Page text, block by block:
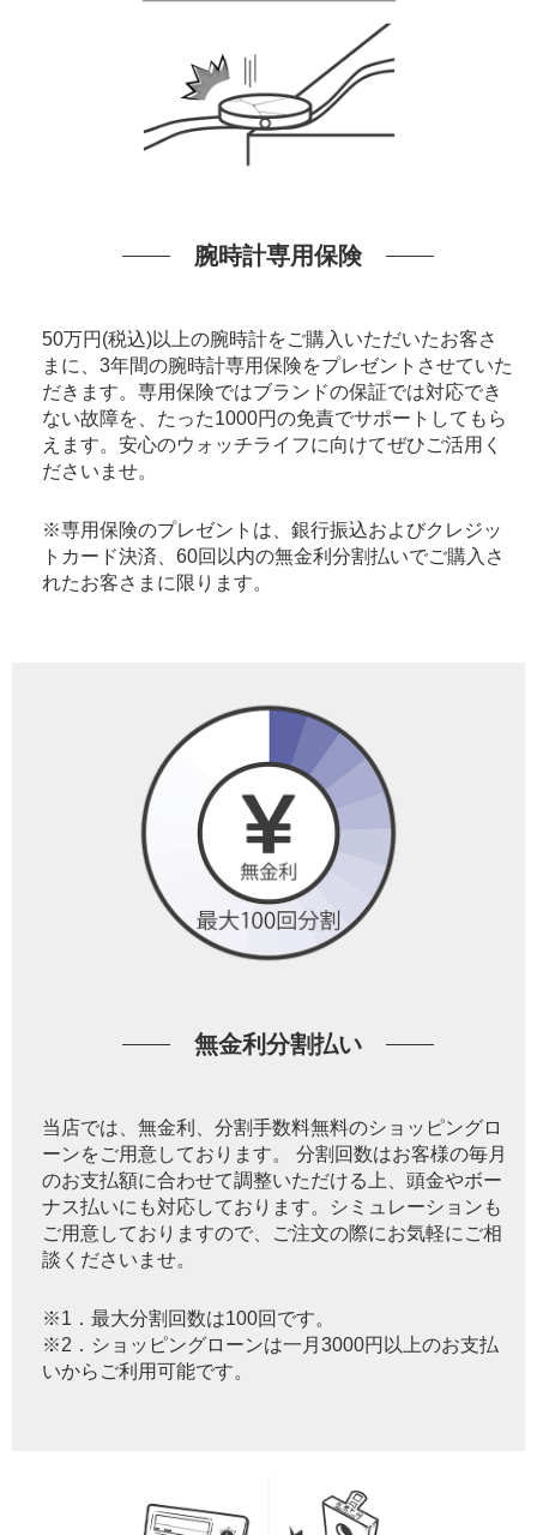
腕時計専用保険
50万円(税込)以上の腕時計をご購入いただいたお客さ
まに、3年間の腕時計専用保険をプレゼントさせていた
だきます。専用保険ではブランドの保証では対応でき
ない故障を、たった1000円の免責でサポートしてもら
えます。安心のウォッチライフに向けてぜひご活用く
ださいませ。
※専用保険のプレゼントは、銀行振込およびクレジッ
トカード決済、60回以内の無金利分割払いでご購入さ
れたお客さまに限ります。
無金利分割払い
当店では、無金利、分割手数料無料のショッピングロ
ーンをご用意しております。 分割回数はお客様の毎月
のお支払額に合わせて調整いただける上、頭金やボー
ナス払いにも対応しております。シミュレーションも
ご用意しておりますので、ご注文の際にお気軽にご相
談くださいませ。
※1．最大分割回数は100回です。
※2．ショッピングローンは一月3000円以上のお支払
いからご利用可能です。